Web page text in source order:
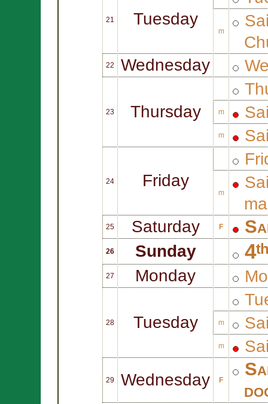
21 Tuesday
m
22 Wednesday
23 Thursday m
m
24 Friday
m
25 Saturday F
26 Sunday
27 Monday
28 Tuesday m
m
29 Wednesday F